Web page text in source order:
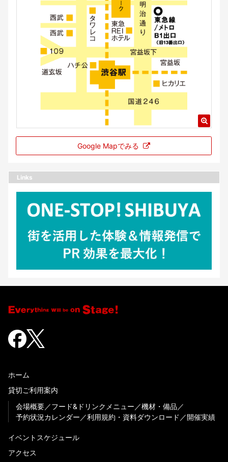
Google Mapでみる
Links
ホーム
貸切ご利用案内
会場概要
フード&ドリンクメニュー
機材・備品
予約状況カレンダー
利用規約・資料ダウンロード 開催実績
イベントスケジュール
アクセス